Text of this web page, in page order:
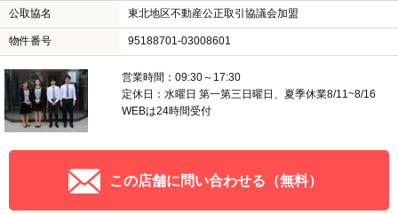
公取協名 東北地区不動産公正取引協議会加盟
物件番号 95188701-03008601
営業時間：09:30～17:30
定休日：水曜日 第一第三日曜日、夏季休業8/11~8/16
WEBは24時間受付
この店舗に問い合わせる（無料）